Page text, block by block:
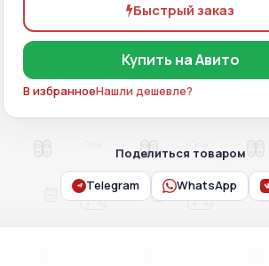
Быстрый заказ
Купить на Авито
В избранноеНашли дешевле?
Поделиться товаром
Telegram WhatsApp